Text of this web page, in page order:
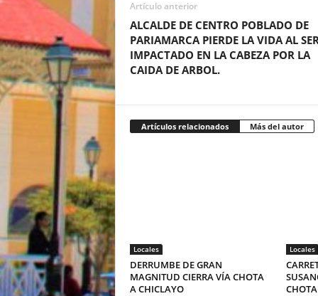
Artículo anterior
ALCALDE DE CENTRO POBLADO DE
PARIAMARCA PIERDE LA VIDA AL
IMPACTADO EN LA CABEZA POR LA
CAIDA DE ARBOL.
Artículos relacionados Más del autor
Locales
DERRUMBE DE GRAN
MAGNITUD CIERRA VÍA CHOTA
A CHICLAYO
Locales
CHOTA